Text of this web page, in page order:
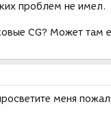
проблем не имел.
CG? Может
меня